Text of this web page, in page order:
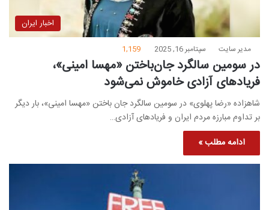
اخبار ایران
مدیر سایت سپتامبر 16, 2025 1,159
در سومین سالگرد جان‌باختن «مهسا امینی»،
فریادهای آزادی خاموش نمی‌شود
شاهزاده «رضا پهلوی» در سومین سالگرد جان باختن «مهسا امینی»، بار دیگر
بر تداوم مبارزه مردم ایران و فریادهای آزادی…
ادامه مطلب »